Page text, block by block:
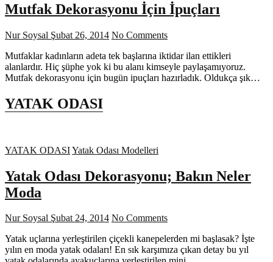
Mutfak Dekorasyonu İçin İpuçları
Nur Soysal Şubat 26, 2014 No Comments
Mutfaklar kadınların adeta tek başlarına iktidar ilan ettikleri
alanlardır. Hiç şüphe yok ki bu alanı kimseyle paylaşamıyoruz.
Mutfak dekorasyonu için bugün ipuçları hazırladık. Oldukça şık…
YATAK ODASI
YATAK ODASIYatak Odası Modelleri
Yatak Odası Dekorasyonu; Bakın Neler
Moda
Nur Soysal Şubat 24, 2014 No Comments
Yatak uçlarına yerleştirilen çiçekli kanepelerden mi başlasak? İşte
yılın en moda yatak odaları! En sık karşımıza çıkan detay bu yıl